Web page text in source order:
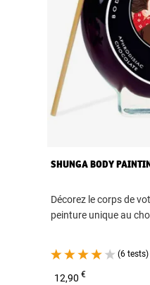
SHUNGA BODY
Décorez le corps de
peinture unique au
(6 tests)
12,90€